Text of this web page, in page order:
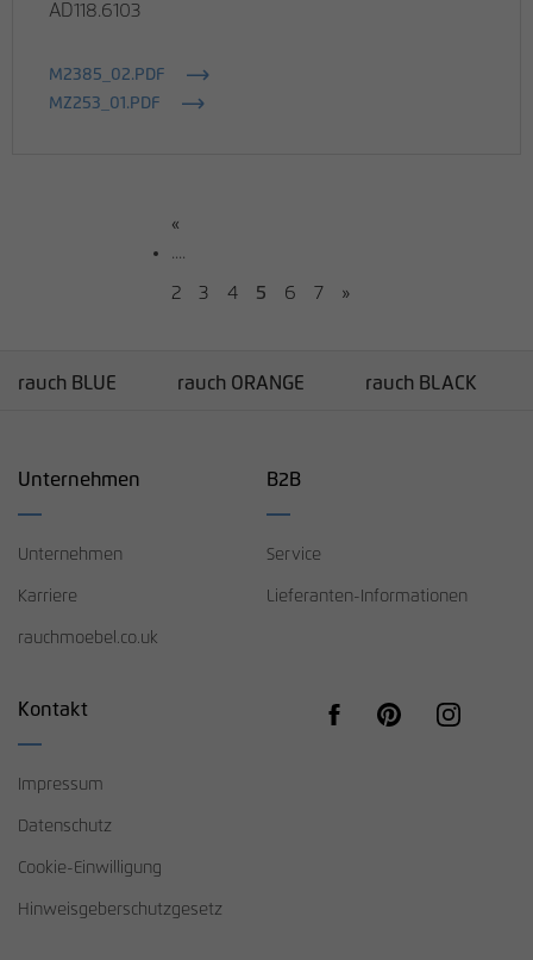
AD118.6103
M2385_02.PDF
MZ253_01.PDF
«
....
2 3 4 5 6 7 »
rauch BLUE rauch ORANGE rauch BLACK
Unternehmen
Unternehmen
Karriere
rauchmoebel.co.uk
B2B
Service
Lieferanten-Informationen
Kontakt
Impressum
Datenschutz
Cookie-Einwilligung
Hinweisgeberschutzgesetz